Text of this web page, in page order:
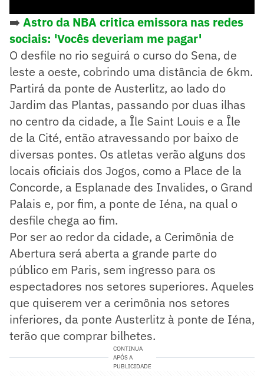
➡️ Astro da NBA critica emissora nas redes
sociais: 'Vocês deveriam me pagar'
O desfile no rio seguirá o curso do Sena, de
leste a oeste, cobrindo uma distância de 6km.
Partirá da ponte de Austerlitz, ao lado do
Jardim das Plantas, passando por duas ilhas
no centro da cidade, a Île Saint Louis e a Île
de la Cité, então atravessando por baixo de
diversas pontes. Os atletas verão alguns dos
locais oficiais dos Jogos, como a Place de la
Concorde, a Esplanade des Invalides, o Grand
Palais e, por fim, a ponte de Iéna, na qual o
desfile chega ao fim.
Por ser ao redor da cidade, a Cerimônia de
Abertura será aberta a grande parte do
público em Paris, sem ingresso para os
espectadores nos setores superiores. Aqueles
que quiserem ver a cerimônia nos setores
inferiores, da ponte Austerlitz à ponte de Iéna,
terão que comprar bilhetes.
CONTINUA
APÓS A
PUBLICIDADE